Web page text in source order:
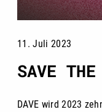
11. Juli 2023
SAVE
DAVE wird 2023